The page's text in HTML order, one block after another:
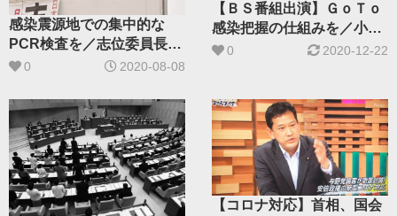
感染震源地での集中的な
PCR検査を／志位委員長が
訴え・新宿
0 2020-08-08
【ＢＳ番組出演】ＧｏＴｏ
感染把握の仕組みを／小池
晃書記局長 臨時国会開くの
0 2020-12-22
【コロナ対応】首相、国会